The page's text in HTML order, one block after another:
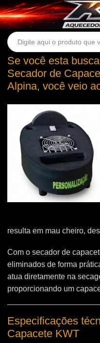
Se você esta
Secador de
Alpina, você veio
resulta em mau cheiro,
Com o secador de
eliminados de forma
atua diretamente na
proporcionando um
Especificações
Capacete KWT